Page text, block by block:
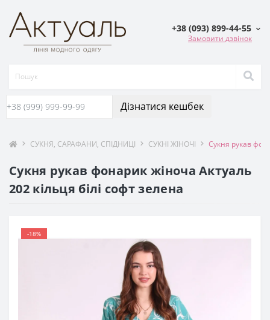
+38 (093) 899-44-55
Замовити дзвінок
Дізнатися кешбек
СУКНЯ, САРАФАНИ, СПIДНИЦI СУКНІ ЖІНОЧІ Сукня рукав
Сукня рукав фонарик жіноча Актуаль
202 кільця білі софт зелена
-18%